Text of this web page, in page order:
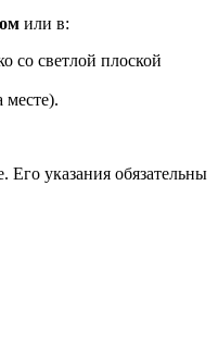
или в:
со светлой плоской
месте).
указания обязательны